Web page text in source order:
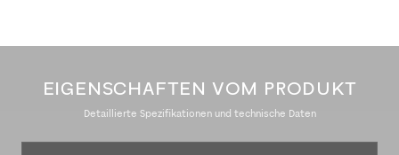
EIGENSCHAFTEN VOM PRODUKT
Detaillierte Spezifikationen und technische Daten